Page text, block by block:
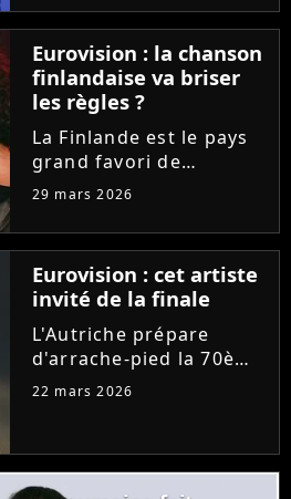
"C à vous", la
représentante de la
France a délivré la toute
première
interprétation...
Eurovision : la chanson
finlandaise va briser
les règles ?
La Finlande est le pays
grand favori de
l'Eurovision 2026. Et
la scène de Vienne, les
deux artistes nordiques
pourraient outrepasser
une règle bien
spécifique...
29 mars 2026
Eurovision : cet artiste
invité de la finale
L'Autriche prépare
d'arrache-pied la 70ème
édition de l'Eurovision.
des festivités et des
invités pour la grande
22 mars 2026